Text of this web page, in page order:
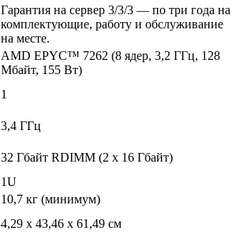
Гарантия на сервер 3/3/3 — по три года на
комплектующие, работу и обслуживание
на месте.
AMD EPYC™ 7262 (8 ядер, 3,2 ГГц, 128
Мбайт, 155 Вт)
1
3,4 ГГц
32 Гбайт RDIMM (2 x 16 Гбайт)
1U
10,7 кг (минимум)
4,29 x 43,46 x 61,49 см